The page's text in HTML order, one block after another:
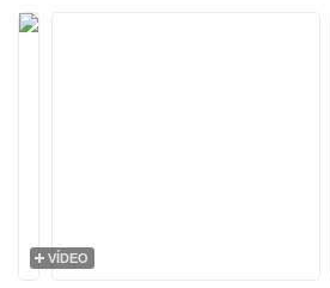
VÍDEO